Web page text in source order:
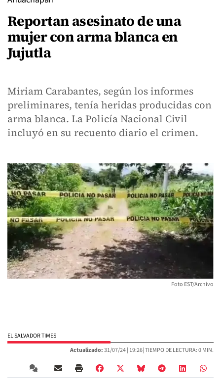
Reportan asesinato de una
mujer con arma blanca en
Jujutla
Miriam Carabantes, según los informes
preliminares, tenía heridas producidas con
arma blanca. La Policía Nacional Civil
incluyó en su recuento diario el crimen.
Foto EST/Archivo
EL SALVADOR TIMES
Actualizado:31/07/24 | 19:26| TIEMPO DE LECTURA: 0 MIN.